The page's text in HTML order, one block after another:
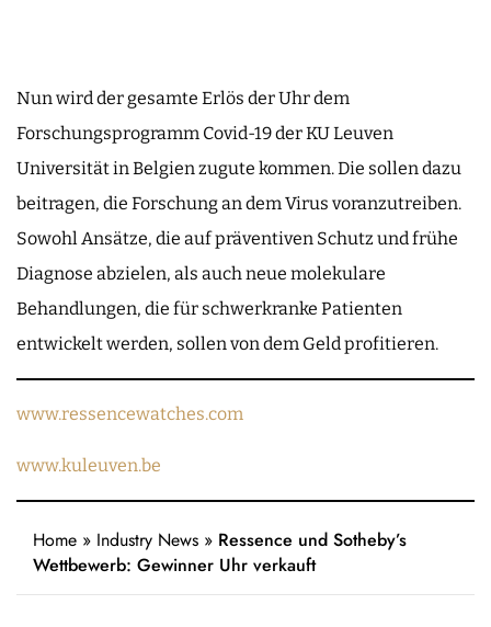
Nun wird der gesamte Erlös der Uhr dem
Forschungsprogramm Covid-19 der KU Leuven
Universität in Belgien zugute kommen. Die sollen dazu
beitragen, die Forschung an dem Virus voranzutreiben.
Sowohl Ansätze, die auf präventiven Schutz und frühe
Diagnose abzielen, als auch neue molekulare
Behandlungen, die für schwerkranke Patienten
entwickelt werden, sollen von dem Geld profitieren.
www.ressencewatches.com
www.kuleuven.be
Home » Industry News » Ressence und Sotheby’s
Wettbewerb: Gewinner Uhr verkauft